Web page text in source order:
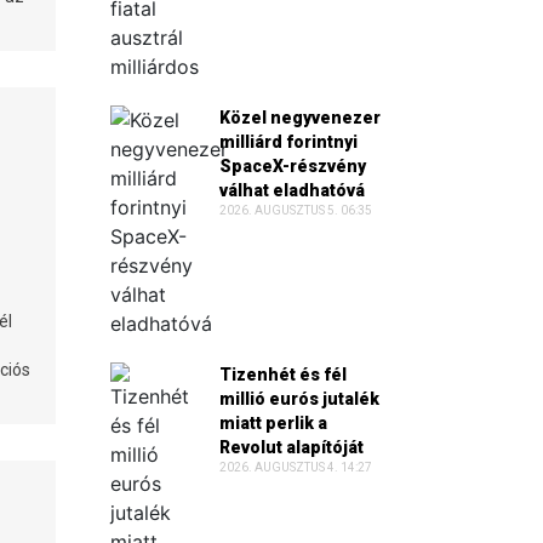
Közel negyvenezer
milliárd forintnyi
SpaceX-részvény
válhat eladhatóvá
2026. AUGUSZTUS 5. 06:35
Tizenhét és fél
millió eurós jutalék
miatt perlik a
Revolut alapítóját
2026. AUGUSZTUS 4. 14:27